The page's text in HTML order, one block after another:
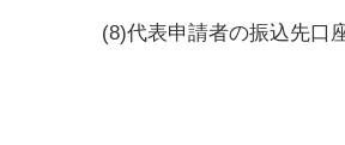
(8)代表申請者の振込先口